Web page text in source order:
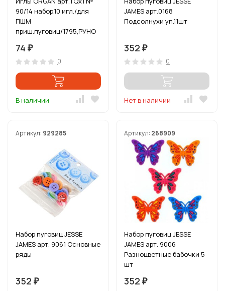
90/14 набор.10 игл./для
ПШМ
приш.пуговиц/1795,РУНО
74 ₽
0
В наличии
JAMES арт.0168
Подсолнухи уп.11шт
352 ₽
0
Нет в наличии
Артикул: 929285
Набор пуговиц JESSE
JAMES арт. 9061 Основные
ряды
352 ₽
Артикул: 268909
Набор пуговиц JESSE
JAMES арт. 9006
Разноцветные бабочки 5
шт
352 ₽